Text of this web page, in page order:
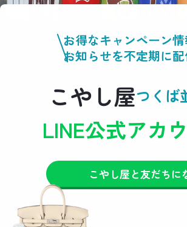
お得なキャンペーン情
お知らせを不定期に
こやし屋つくば
LINE公式アカ
こやし屋と友だちに